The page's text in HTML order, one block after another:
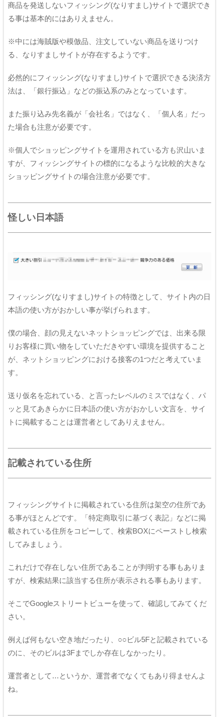
商品を発送しないフィッシング(なりすまし)サイトで選択でき
る事は基本的にはありえません。
※中には海賊版や模倣品、注文していない商品を送りつけ
る、なりすましサイトが存在するようです。
必然的にフィッシング(なりすまし)サイトで選択できる決済方
法は、「銀行振込」などの振込系のみとなっています。
また振り込み先名義が「会社名」ではなく、「個人名」だっ
た場合も注意が必要です。
※個人でショッピングサイトを運用されている方も沢山いま
すが、フィッシングサイトの標的になるような比較的大きな
ショッピングサイトの場合注意が必要です。
怪しい日本語
フィッシング(なりすまし)サイトの特徴として、サイト内の日
本語の使い方がおかしい事が挙げられます。
僕の場合、顔の見えないネットショッピングでは、出来る限
りお客様に買い物をしていただきやすい環境を提供すること
が、ネットショッピングにおける接客の1つだと考えていま
す。
送り仮名を忘れている、と言ったレベルのミスではなく、パ
ッと見てあきらかに日本語の使い方がおかしい文言を、サイ
トに掲載することは運営者としてありえません。
記載されている住所
フィッシングサイトに掲載されている住所は架空の住所であ
る事がほとんどです。「特定商取引に基づく表記」などに掲
載されている住所をコピーして、検索BOXにペーストし検索
してみましょう。
これだけで存在しない住所であることが判明する事もありま
すが、検索結果に該当する住所が表示される事もあります。
そこでGoogleストリートビューを使って、確認してみてくだ
さい。
例えば何もない空き地だったり、○○ビル5Fと記載されている
のに、そのビルは3Fまでしか存在しなかったり。
運営者として…というか、運営者でなくてもあり得ませんよ
ね。